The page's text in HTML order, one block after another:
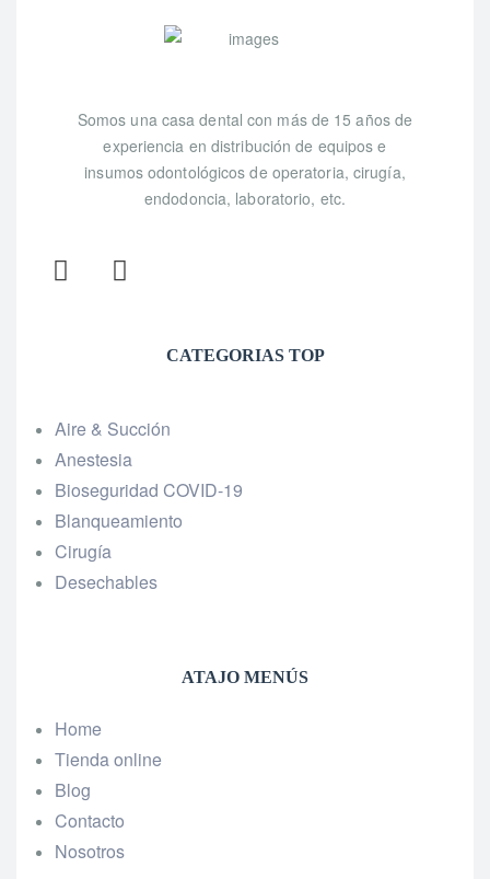
Somos una casa dental con más de 15 años de
experiencia en distribución de equipos e
insumos odontológicos de operatoria, cirugía,
endodoncia, laboratorio, etc.
CATEGORIAS TOP
Aire & Succión
Anestesia
Bioseguridad COVID-19
Blanqueamiento
Cirugía
Desechables
ATAJO MENÚS
Home
Tienda online
Blog
Contacto
Nosotros